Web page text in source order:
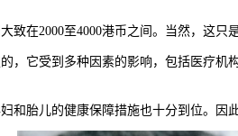
在2000至4000港币之间。当然，这只
它受到多种因素的影响，包括医疗机
胎儿的健康保障措施也十分到位。因